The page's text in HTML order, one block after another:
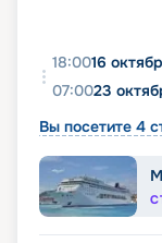
18:0016
07:0023
Вы посетите 4